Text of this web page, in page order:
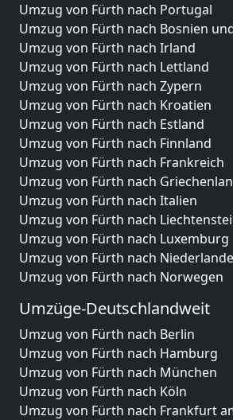
Umzug von Fürth nach Portugal
Umzug von Fürth nach Bosnien
Umzug von Fürth nach Irland
Umzug von Fürth nach Lettland
Umzug von Fürth nach Zypern
Umzug von Fürth nach Kroatien
Umzug von Fürth nach Estland
Umzug von Fürth nach Finnland
Umzug von Fürth nach Frankreich
Umzug von Fürth nach
Umzug von Fürth nach Italien
Umzug von Fürth nach
Umzug von Fürth nach Luxemburg
Umzug von Fürth nach Niederlande
Umzug von Fürth nach Norwegen
Umzüge-Deutschlandweit
Umzug von Fürth nach Berlin
Umzug von Fürth nach Hamburg
Umzug von Fürth nach München
Umzug von Fürth nach Köln
Umzug von Fürth nach Frankfurt